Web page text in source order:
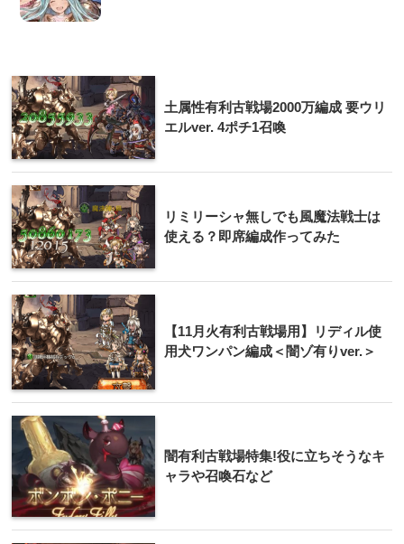
土属性有利古戦場2000万編成 要ウリ
エルver. 4ポチ1召喚
リミリーシャ無しでも風魔法戦士は
使える？即席編成作ってみた
【11月火有利古戦場用】リディル使
用犬ワンパン編成＜闇ゾ有りver.＞
闇有利古戦場特集!役に立ちそうなキ
ャラや召喚石など